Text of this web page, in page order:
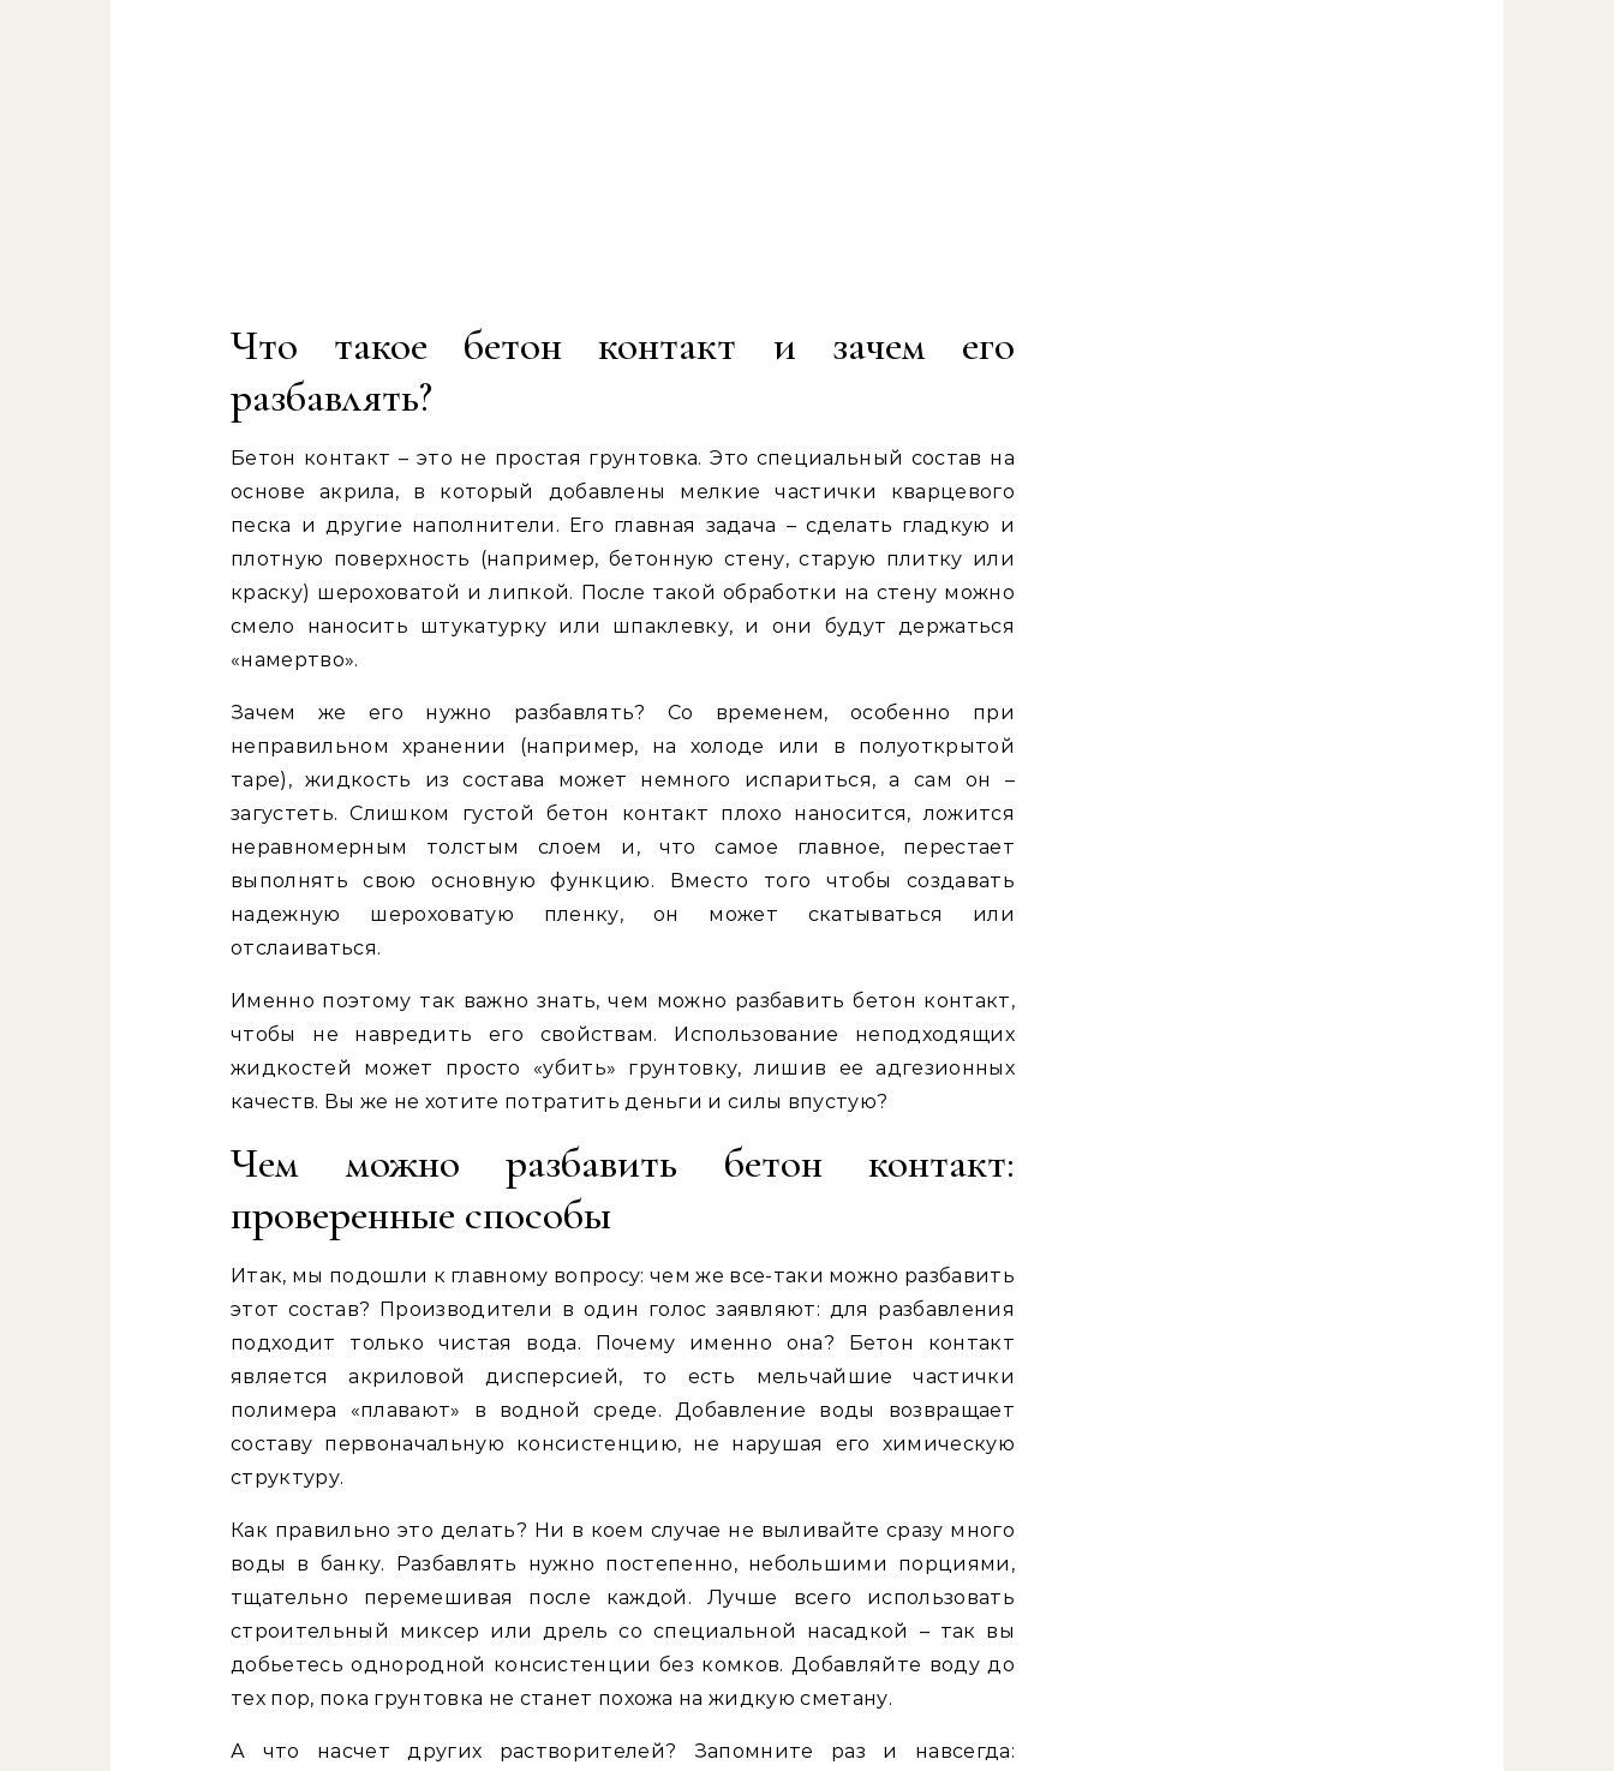
Что такое бетон контакт и зачем его
разбавлять?
Бетон контакт – это не простая грунтовка. Это специальный состав на
основе акрила, в который добавлены мелкие частички кварцевого
песка и другие наполнители. Его главная задача – сделать гладкую и
плотную поверхность (например, бетонную стену, старую плитку или
краску) шероховатой и липкой. После такой обработки на стену можно
смело наносить штукатурку или шпаклевку, и они будут держаться
«намертво».
Зачем же его нужно разбавлять? Со временем, особенно при
неправильном хранении (например, на холоде или в полуоткрытой
таре), жидкость из состава может немного испариться, а сам он –
загустеть. Слишком густой бетон контакт плохо наносится, ложится
неравномерным толстым слоем и, что самое главное, перестает
выполнять свою основную функцию. Вместо того чтобы создавать
надежную шероховатую пленку, он может скатываться или
отслаиваться.
Именно поэтому так важно знать, чем можно разбавить бетон контакт,
чтобы не навредить его свойствам. Использование неподходящих
жидкостей может просто «убить» грунтовку, лишив ее адгезионных
качеств. Вы же не хотите потратить деньги и силы впустую?
Чем можно разбавить бетон контакт:
проверенные способы
Итак, мы подошли к главному вопросу: чем же все-таки можно разбавить
этот состав? Производители в один голос заявляют: для разбавления
подходит только чистая вода. Почему именно она? Бетон контакт
является акриловой дисперсией, то есть мельчайшие частички
полимера «плавают» в водной среде. Добавление воды возвращает
составу первоначальную консистенцию, не нарушая его химическую
структуру.
Как правильно это делать? Ни в коем случае не выливайте сразу много
воды в банку. Разбавлять нужно постепенно, небольшими порциями,
тщательно перемешивая после каждой. Лучше всего использовать
строительный миксер или дрель со специальной насадкой – так вы
добьетесь однородной консистенции без комков. Добавляйте воду до
тех пор, пока грунтовка не станет похожа на жидкую сметану.
А что насчет других растворителей? Запомните раз и навсегда: